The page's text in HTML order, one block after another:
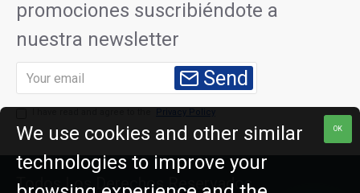
promociones suscribiéndote a
nuestra newsletter
Send
Privacy Policy
Todos Los Derechos Reservados,
OK
We use cookies and other similar
technologies to improve your